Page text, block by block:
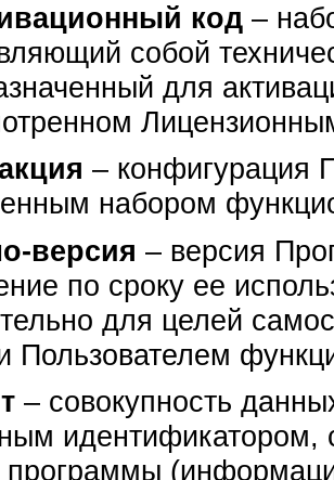
код –
собой
для
– конфигурация
набором
версия – версия
по сроку ее
для целей
Пользователем
– совокупность
идентификатором,
программы